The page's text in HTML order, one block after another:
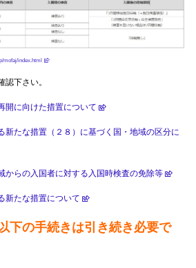
mofaj/index.html
下さい。
開に向けた措置について
新たな措置（２８）に基づく国・地域の区分に
からの入国者に対する入国時検査の免除等
新たな措置について
下の手続きは引き続き必要で